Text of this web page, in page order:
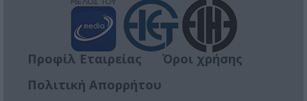
Προφίλ Εταιρείας
Όροι χρήσης
Πολιτική Απορρήτου